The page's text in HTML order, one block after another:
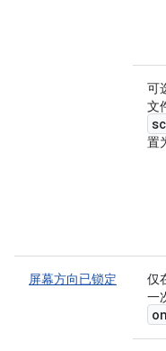
可
文
置
屏幕方向已锁定 仅
一
on